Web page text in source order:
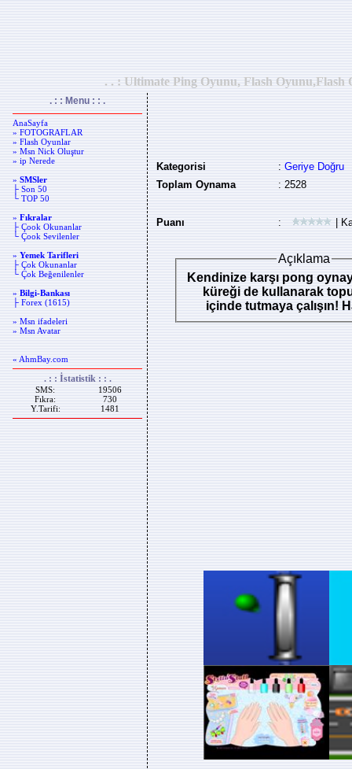
. . : Ultimate Ping Oyunu, Flash Oyunu,Flash
. : : Menu : : .
AnaSayfa
» FOTOGRAFLAR
» Flash Oyunlar
» Msn Nick Oluştur
» ip Nerede
»SMSler
├ Son 50
└ TOP 50
»Fıkralar
├ Çook Okunanlar
└ Çook Sevilenler
»Yemek Tarifleri
├ Çok Okunanlar
└ Çok Beğenilenler
»Bilgi-Bankası
├ Forex (1615)
» Msn ifadeleri
» Msn Avatar
« AhmBay.com
. : : İstatistik : : .
SMS:
19506
Fıkra:
730
Y.Tarifi:
1481
Kategorisi :Geriye Doğru
Toplam Oynama
: 2528
Puanı : |
Açıklama
Kendinize karşı pong
küreği de kullanarak
içinde tutmaya çalışın!